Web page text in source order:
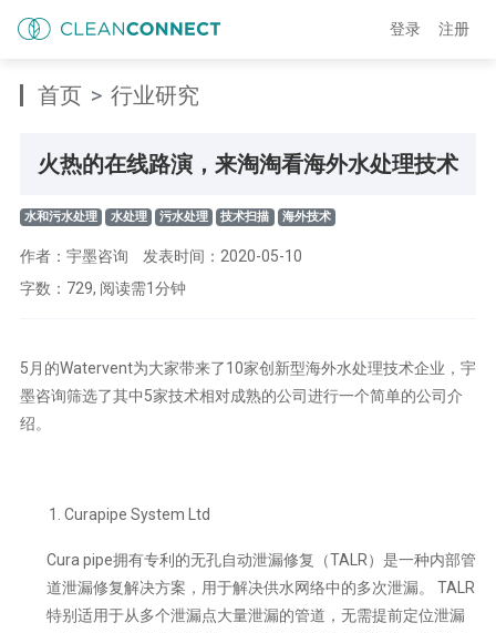
登录 注册
首页 行业研究
火热的在线路演，来淘淘看海外水处理技术
水和污水处理 水处理 污水处理 技术扫描 海外技术
作者：宇墨咨询
发表时间：2020-05-10
字数：729, 阅读需1分钟
5月的Watervent为大家带来了10家创新型海外水处理技术企业，宇
墨咨询筛选了其中5家技术相对成熟的公司进行一个简单的公司介
绍。
Curapipe System Ltd
Cura pipe拥有专利的无孔自动泄漏修复（TALR）是一种内部管
道泄漏修复解决方案，用于解决供水网络中的多次泄漏。 TALR
特别适用于从多个泄漏点大量泄漏的管道，无需提前定位泄漏